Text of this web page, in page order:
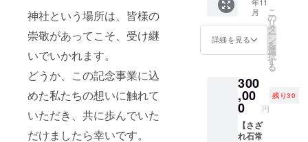
神社という場所は、皆様の
崇敬があってこそ、受け継
いでいかれます。
どうか、この記念事業に込
めた私たちの想いに触れて
いただき、共に歩んでいた
だけましたら幸いです。
しま
す。 ※
さざれ
石常香
炉が存
在する
載させ
ていた
だきま
す。
ルで確
認させ
ていた
だきま
す。 ※
ニック
でのご
参加も
できま
す。 ※
掲載す
る内容
サーに
なれる
権利で
す。 支
援者と
して菅
鏡石背
面にお
名前と
所在地
を陰刻
させて
月
詳細を見る
こ
の
リ
タ
ー
ン
を
選
択
す
る
300
,00
0 円
残り30
【さざ
れ石常